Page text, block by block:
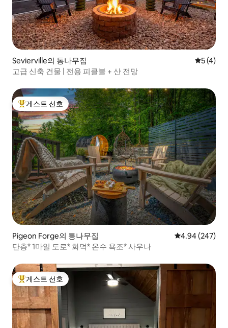
Sevierville의 통나무집 평점 5점
5 (4)
고급 신축 건물 | 전용 피클볼 + 산 전망
상위 게스트 선호
게스트 선호
Pigeon Forge의 통나무집 평점 4.94점(5
4.94 (247)
단층* 1마일 도로* 화덕* 온수 욕조* 사우나
상위 게스트 선호
게스트 선호